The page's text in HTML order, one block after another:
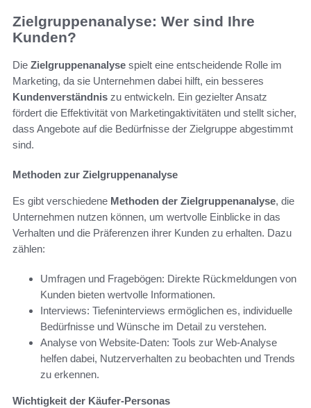
Zielgruppenanalyse: Wer sind Ihre
Kunden?
Die Zielgruppenanalyse spielt eine entscheidende Rolle im
Marketing, da sie Unternehmen dabei hilft, ein besseres
Kundenverständnis zu entwickeln. Ein gezielter Ansatz
fördert die Effektivität von Marketingaktivitäten und stellt sicher,
dass Angebote auf die Bedürfnisse der Zielgruppe abgestimmt
sind.
Methoden zur Zielgruppenanalyse
Es gibt verschiedene Methoden der Zielgruppenanalyse, die
Unternehmen nutzen können, um wertvolle Einblicke in das
Verhalten und die Präferenzen ihrer Kunden zu erhalten. Dazu
zählen:
Umfragen und Fragebögen: Direkte Rückmeldungen von
Kunden bieten wertvolle Informationen.
Interviews: Tiefeninterviews ermöglichen es, individuelle
Bedürfnisse und Wünsche im Detail zu verstehen.
Analyse von Website-Daten: Tools zur Web-Analyse
helfen dabei, Nutzerverhalten zu beobachten und Trends
zu erkennen.
Wichtigkeit der Käufer-Personas